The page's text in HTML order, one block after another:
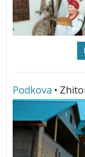
Podkova •